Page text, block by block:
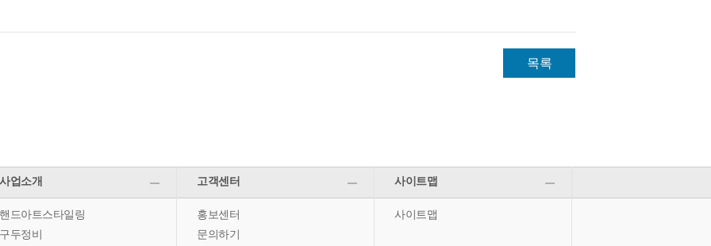
목록
사업소개
핸드아트스타일링
구두정비
고객센터
홍보센터
문의하기
사이트맵
사이트맵